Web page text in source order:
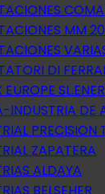
MM
DI
EUROPE
INDUSTRIA DE
PRECISION
ZAPATERA
ALDAYA